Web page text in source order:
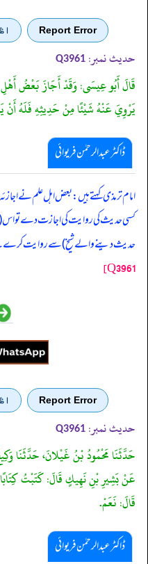
Report Error
حدیث نمبر: Q3961
قَالَ أَبُو عِيسَى: وَقَدْ أَجَازَ بَعْضُ أَهْلِ
يَرْوِيَ عَنْهُ شَيْئًا مِنْ حَدِيثِهِ فَلَهُ أَنْ
ڈاکٹر عبدالرحمٰن فریوائی
امام ترمذی کہتے ہیں: بعض اہل علم نے
کسی حدیث کی روایت کی اجازت دے تو اس
حدیث دینے والے شیخ) سے روایت
Q3961]
Report Error
حدیث نمبر: Q3961
حَدَّثَنَا مَحْمُودُ بْنُ غَيْلانَ، حَدَّثَنَا
عَنْ بَشِيرِ بْنِ نَهِيكٍ قَالَ: كَتَبْتُ
قَالَ: نَعَمْ.
ڈاکٹر عبدالرحمٰن فریوائی